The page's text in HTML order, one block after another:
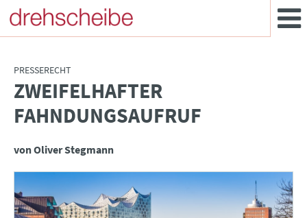
PRESSERECHT
:ZWEIFELHAFTER
FAHNDUNGSAUFRUF
von Oliver Stegmann